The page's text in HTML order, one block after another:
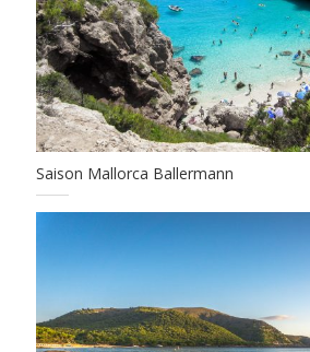
Saison Mallorca Ballermann